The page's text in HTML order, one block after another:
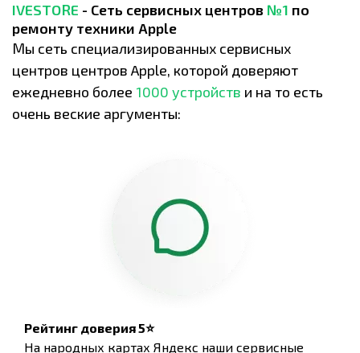
IVESTORE - Сеть сервисных центров №1 по
ремонту техники Apple
Мы сеть специализированных сервисных
центров центров Apple, которой доверяют
ежедневно более 1000 устройств и на то есть
очень веские аргументы:
Рейтинг доверия 5⭐
На народных картах Яндекс наши сервисные